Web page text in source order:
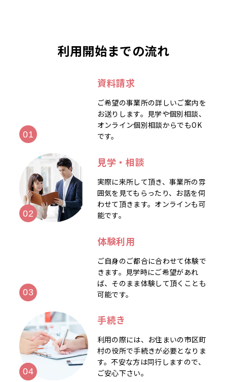
利用開始までの流れ
資料請求
ご希望の事業所の詳しいご案内を
お送りします。見学や個別相談、
オンライン個別相談からでもOK
です。
見学・相談
実際に来所して頂き、事業所の雰
囲気を見てもらったり、お話を伺
わせて頂きます。オンラインも可
能です。
体験利用
ご自身のご都合に合わせて体験で
きます。見学時にご希望があれ
ば、そのまま体験して頂くことも
可能です。
手続き
利用の際には、お住まいの市区町
村の役所で手続きが必要となりま
す。不安な方は同行しますので、
ご安心下さい。